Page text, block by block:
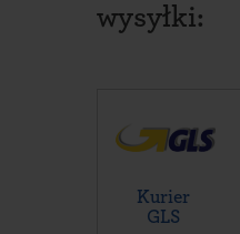
wysyłki:
Kurier
GLS